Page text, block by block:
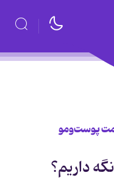
پوست‌ومو
داریم؟